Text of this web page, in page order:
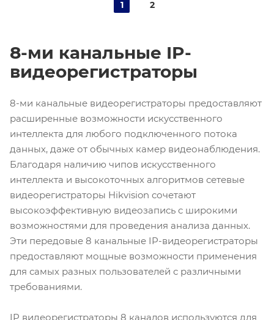
1 2
8-ми канальные IP-
видеорегистраторы
8-ми канальные видеорегистраторы предоставляют
расширенные возможности искусственного
интеллекта для любого подключенного потока
данных, даже от обычных камер видеонаблюдения.
Благодаря наличию чипов искусственного
интеллекта и высокоточных алгоритмов сетевые
видеорегистраторы Hikvision сочетают
высокоэффективную видеозапись с широкими
возможностями для проведения анализа данных.
Эти передовые 8 канальные IP-видеорегистраторы
предоставляют мощные возможности применения
для самых разных пользователей с различными
требованиями.
IP видеорегистраторы 8 каналов используются для